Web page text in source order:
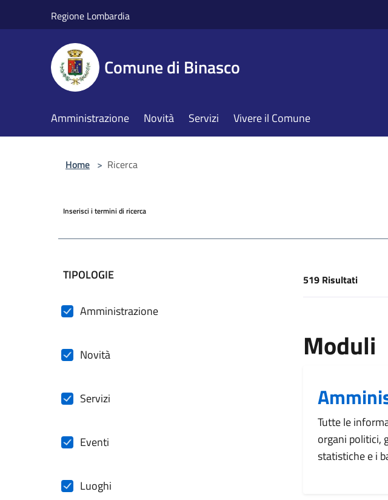
Regione Lombardia
Comune di Binasco
Amministrazione Novità Servizi Vivere il Comune
Home > Ricerca
Inserisci i termini di ricerca
filtri da applicare
TIPOLOGIE
Amministrazione
Novità
Servizi
Eventi
Luoghi
519 Risultati
Moduli
Tutte le
organi politici,
statistiche e i